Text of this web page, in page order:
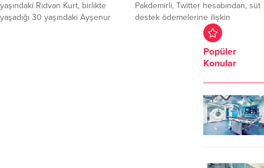
yaşındaki Rıdvan Kurt, birlikte
yaşadığı 30 yaşındaki Ayşenur
Pakdemirli, Twitter hesabından, süt
destek ödemelerine ilişkin
paylaşımda bulundu. Bakan
Pakdemirli, paylaşımında ...
Popüler
Konular